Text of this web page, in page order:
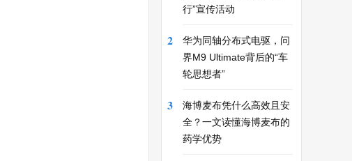
行”宣传活动
2
华为同轴分布式电驱，问
界M9 Ultimate背后的“车
轮思想者”
3
海博麦布凭什么高效且安
全？一文读懂海博麦布的
药学优势